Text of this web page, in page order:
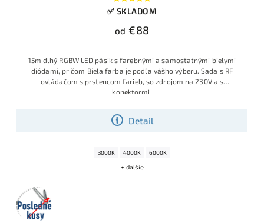
✅ SKLADOM
od €88
Detail
15m dlhý RGBW LED pásik s farebnými a samostatnými bielymi
diódami, pričom Biela farba je podľa vášho výberu. Sada s RF
ovládačom s prstencom farieb, so zdrojom na 230V a s
konektormi.
3000K 4000K 6000K
+ ďalšie
Posledné
kusy